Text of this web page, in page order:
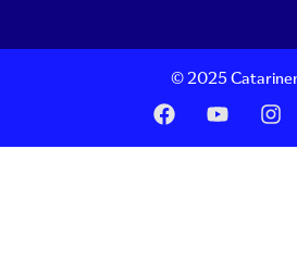
© 2025
F
a
c
Y
o
u
I
n
s